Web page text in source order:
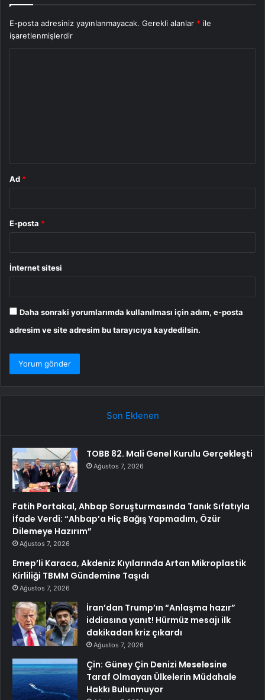
E-posta adresiniz yayınlanmayacak. Gerekli alanlar * ile
işaretlenmişlerdir
Ad *
E-posta *
İnternet sitesi
Daha sonraki yorumlarımda kullanılması için adım, e-posta
adresim ve site adresim bu tarayıcıya kaydedilsin.
Son Eklenen
TOBB 82. Mali Genel Kurulu Gerçekleşti
Ağustos 7, 2026
Fatih Portakal, Ahbap Soruşturmasında Tanık Sıfatıyla
İfade Verdi: “Ahbap’a Hiç Bağış Yapmadım, Özür
Dilemeye Hazırım”
Ağustos 7, 2026
Emep’li Karaca, Akdeniz Kıyılarında Artan Mikroplastik
Kirliliği TBMM Gündemine Taşıdı
Ağustos 7, 2026
İran’dan Trump’ın “Anlaşma hazır”
iddiasına yanıt! Hürmüz mesajı ilk
dakikadan kriz çıkardı
Ağustos 7, 2026
Çin: Güney Çin Denizi Meselesine
Taraf Olmayan Ülkelerin Müdahale
Hakkı Bulunmuyor